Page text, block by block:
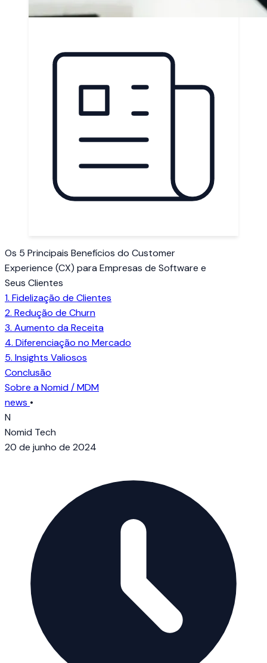
Os 5 Principais Benefícios do Customer
Experience (CX) para Empresas de Software e
Seus Clientes
1. Fidelização de Clientes
2. Redução de Churn
3. Aumento da Receita
4. Diferenciação no Mercado
5. Insights Valiosos
Conclusão
Sobre a Nomid / MDM
news •
N
Nomid Tech
20 de junho de 2024